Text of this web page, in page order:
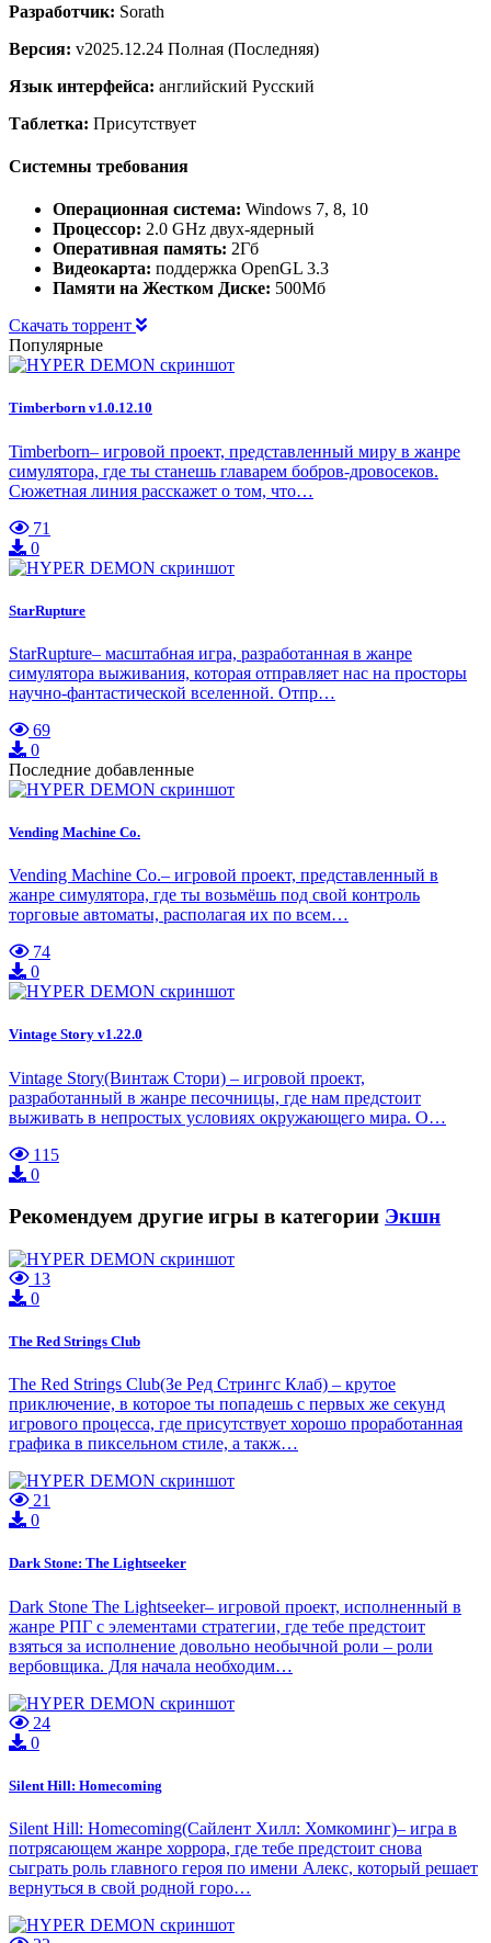
Разработчик: Sorath
Версия: v2025.12.24 Полная (Последняя)
Язык интерфейса: английский Русский
Таблетка: Присутствует
Системны требования
Операционная система: Windows 7, 8, 10
Процессор: 2.0 GHz двух-ядерный
Оперативная память: 2Гб
Видеокарта: поддержка OpenGL 3.3
Памяти на Жестком Диске: 500Мб
Скачать торрент
Популярные
Timberborn v1.0.12.10
Timberborn– игровой проект, представленный миру в жанре
симулятора, где ты станешь главарем бобров-дровосеков.
Сюжетная линия расскажет о том, что…
71
0
StarRupture
StarRupture– масштабная игра, разработанная в жанре
симулятора выживания, которая отправляет нас на просторы
научно-фантастической вселенной. Отпр…
69
0
Последние добавленные
Vending Machine Co.
Vending Machine Co.– игровой проект, представленный в
жанре симулятора, где ты возьмёшь под свой контроль
торговые автоматы, располагая их по всем…
74
0
Vintage Story v1.22.0
Vintage Story(Винтаж Стори) – игровой проект,
разработанный в жанре песочницы, где нам предстоит
выживать в непростых условиях окружающего мира. О…
115
0
Рекомендуем другие игры в категории Экшн
13
0
The Red Strings Club
The Red Strings Club(Зе Ред Стрингс Клаб) – крутое
приключение, в которое ты попадешь с первых же секунд
игрового процесса, где присутствует хорошо проработанная
графика в пиксельном стиле, а такж…
21
0
Dark Stone: The Lightseeker
Dark Stone The Lightseeker– игровой проект, исполненный в
жанре РПГ с элементами стратегии, где тебе предстоит
взяться за исполнение довольно необычной роли – роли
вербовщика. Для начала необходим…
24
0
Silent Hill: Homecoming
Silent Hill: Homecoming(Сайлент Хилл: Хомкоминг)– игра в
потрясающем жанре хоррора, где тебе предстоит снова
сыграть роль главного героя по имени Алекс, который решает
вернуться в свой родной горо…